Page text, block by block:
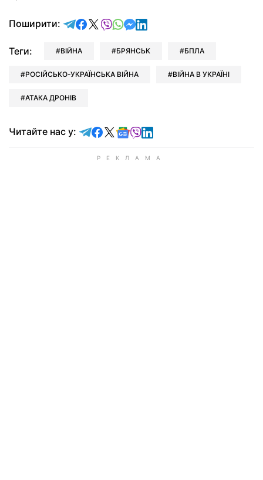
Поширити: відправити у Telegram
поділитись у Facebook
поділитись у X
відправити у Viber
відправити у Whatsapp
відправити у Messenger
відправити у LinkedIn
Теги: ВІЙНА БРЯНСЬК БПЛА
РОСІЙСЬКО-УКРАЇНСЬКА ВІЙНА ВІЙНА В УКРАЇНІ
АТАКА ДРОНІВ
Читайте нас у: Читайте у Telegram
Читайте у Facebook
Читайте у X
Читайте у Google news
Читайте у Viber
Читайте у LinkedIn